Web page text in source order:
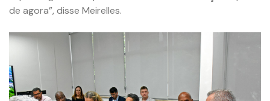
de agora”, disse Meirelles.